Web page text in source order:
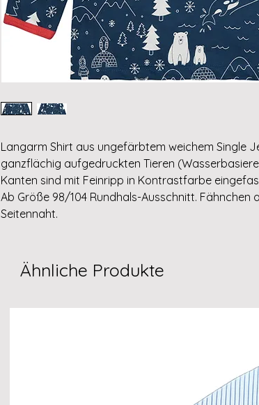
Langarm Shirt aus ungefärbtem weichem Single
ganzflächig aufgedruckten Tieren
Kanten sind mit Feinripp in Kontrastfarbe
Ab Größe 98/104 Rundhals-Ausschnitt. Fähnchen
Seitennaht.
Ähnliche Produkte